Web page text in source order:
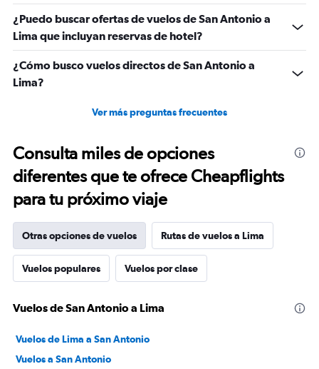
¿Puedo buscar ofertas de vuelos de San Antonio a
Lima que incluyan reservas de hotel?
¿Cómo busco vuelos directos de San Antonio a
Lima?
Ver más preguntas frecuentes
Consulta miles de opciones
diferentes que te ofrece Cheapflights
para tu próximo viaje
Otras opciones de vuelos Rutas de vuelos a Lima
Vuelos populares Vuelos por clase
Vuelos de San Antonio a Lima
Vuelos de Lima a San Antonio
Vuelos a San Antonio